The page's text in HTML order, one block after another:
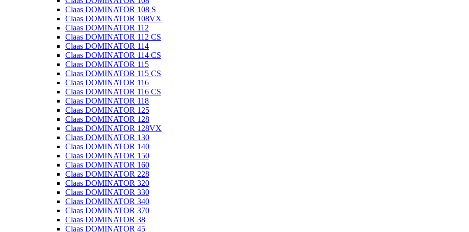
Claas DOMINATOR 108 S
Claas DOMINATOR 108VX
Claas DOMINATOR 112
Claas DOMINATOR 112 CS
Claas DOMINATOR 114
Claas DOMINATOR 114 CS
Claas DOMINATOR 115
Claas DOMINATOR 115 CS
Claas DOMINATOR 116
Claas DOMINATOR 116 CS
Claas DOMINATOR 118
Claas DOMINATOR 125
Claas DOMINATOR 128
Claas DOMINATOR 128VX
Claas DOMINATOR 130
Claas DOMINATOR 140
Claas DOMINATOR 150
Claas DOMINATOR 160
Claas DOMINATOR 228
Claas DOMINATOR 320
Claas DOMINATOR 330
Claas DOMINATOR 340
Claas DOMINATOR 370
Claas DOMINATOR 38
Claas DOMINATOR 45